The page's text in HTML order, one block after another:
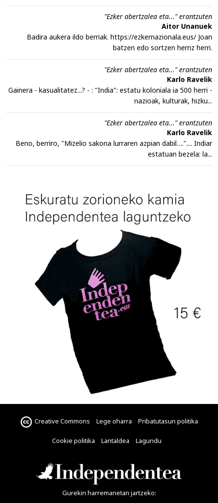
"Ezker abertzalea eta..." erantzuten
Aitor Unanuek
Badira aukera ildo berriak. https://ezkernazionala.eus/ Joan
batzen edo sortzen herriz herri.
"Ezker abertzalea eta..." erantzuten
Karlo Ravelik
Gainera - kasualitatez...? - : "India": estatu koloniala ia 500 herri -
nazioak, kulturak, hizku...
"Ezker abertzalea eta..." erantzuten
Karlo Ravelik
Beno, berriro, "Mizelio sakona lurraren azpian dabil….".... Indiar
estatuan bezela: la...
Creative Commons Lege oharra Pribatutasun politika
Cookie politika Lantaldea Lagundu
Gurekin harremanetan jartzeko: